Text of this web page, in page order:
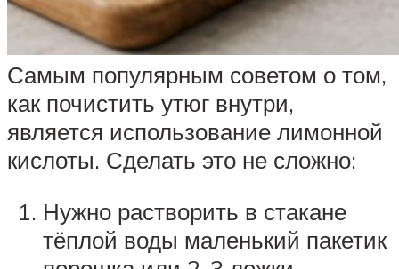
Самым популярным советом о том,
как почистить утюг внутри,
является использование лимонной
кислоты. Сделать это не сложно:
Нужно растворить в стакане
тёплой воды маленький пакетик